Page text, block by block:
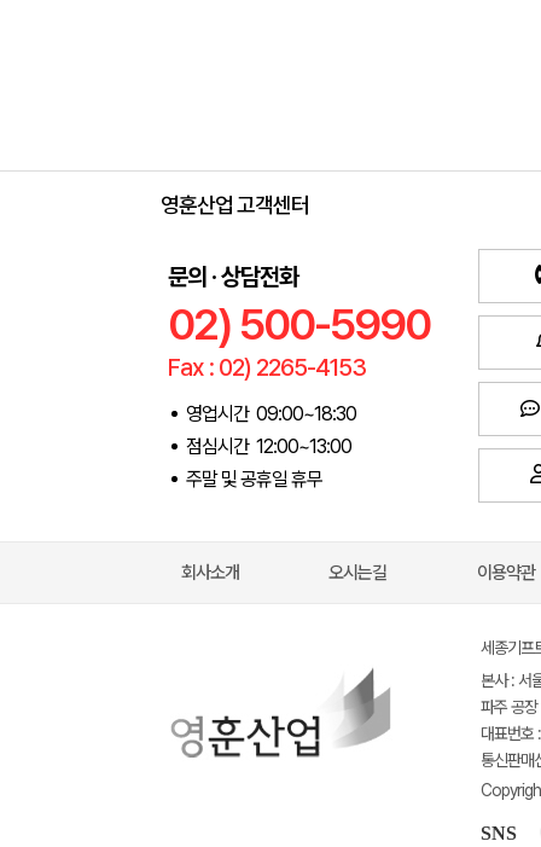
영훈산업 고객센터
문의 · 상담전화
02) 500-5990
Fax : 02) 2265-4153
영업시간 09:00~18:30
점심시간 12:00~13:00
주말 및 공휴일 휴무
회사소개 오시는길 이용약관
세종기
본사 : 서
파주 공
대표번
통신판
SNS